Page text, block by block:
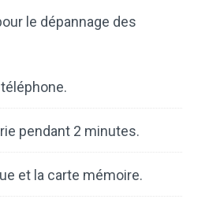
le dépannage des
pendant 2 minutes.
et la carte mémoire.